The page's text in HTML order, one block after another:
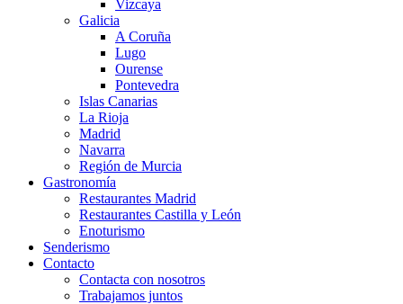
Vizcaya
Galicia
A Coruña
Lugo
Ourense
Pontevedra
Islas Canarias
La Rioja
Madrid
Navarra
Región de Murcia
Gastronomía
Restaurantes Madrid
Restaurantes Castilla y León
Enoturismo
Senderismo
Contacto
Contacta con nosotros
Trabajamos juntos